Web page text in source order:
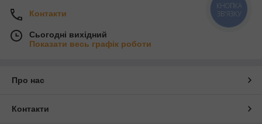
Контакти
Сьогодні вихідний
Показати весь графік роботи
Про нас
Контакти
КНОПКА
ЗВ'ЯЗКУ